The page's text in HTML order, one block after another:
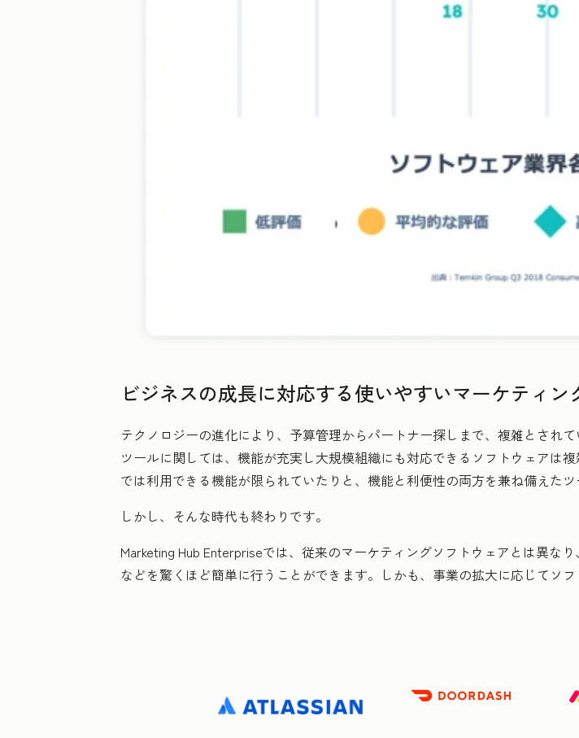
ビジネスの成長に対応する使いやすいマーケティン
テクノロジーの進化により、予算管理からパートナー探しまで、複雑とされ
ツールに関しては、機能が充実し大規模組織にも対応できるソフトウェアは
では利用できる機能が限られていたりと、機能と利便性の両方を兼ね備えたツ
しかし、そんな時代も終わりです。
Marketing Hub Enterpriseでは、従来のマーケティングソフトウェアとは異な
などを驚くほど簡単に行うことができます。しかも、事業の拡大に応じてソ